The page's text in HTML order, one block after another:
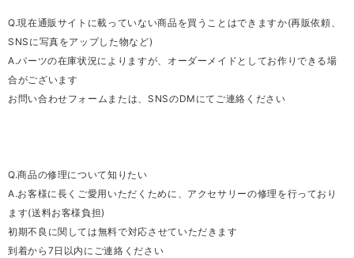
Q.現在通販サイトに載っていない商品を買うことはできますか(再販依頼、
SNSに写真をアップした物など)
A.パーツの在庫状況によりますが、オーダーメイドとしてお作りできる場
合がございます
お問い合わせフォームまたは、SNSのDMにてご連絡ください
Q.商品の修理について知りたい
A.お客様に長くご愛用いただくために、アクセサリーの修理を行っており
ます(送料お客様負担)
初期不良に関しては無料で対応させていただきます
到着から7日以内にご連絡ください